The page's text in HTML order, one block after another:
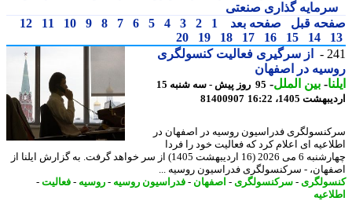
گذاری صنعتی
قبل صفحه بعد 1
2
3
4
5
6
7
8
9
10
11
12
14
15
16
17
18
19
20
از سرگیری فعالیت کنسولگری
در اصفهان
-بین الملل-
95 روز پیش - سه شنبه 15
1405، 16:22
81400907
فدراسیون روسیه در اصفهان در
ای اعلام کرد که فعالیت خود را فردا
چهارشنبه 6 می 2026 (16 اردیبهشت 1405) از سر خواهد گرفت. به گزارش ایلنا از
- سرکنسولگری فدراسیون روسیه ...
- سرکنسولگری- اصفهان-فدراسیون روسیه-روسیه-فعالیت-